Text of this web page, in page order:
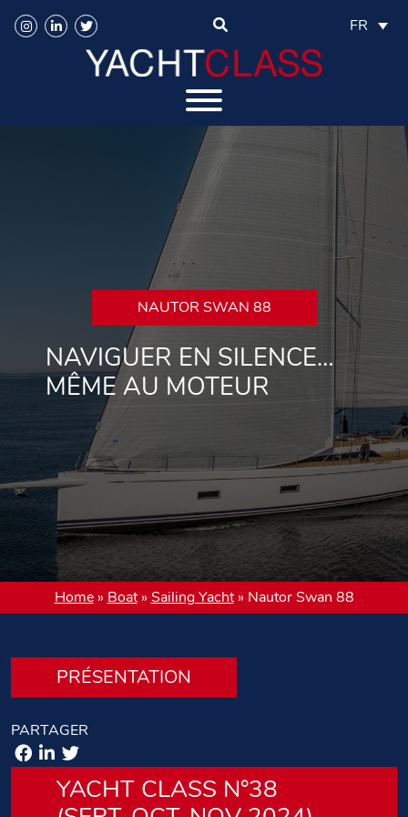
FR
NAUTOR SWAN 88
NAVIGUER EN SILENCE…
MÊME AU MOTEUR
Home» Boat» Sailing Yacht» Nautor Swan 88
PRÉSENTATION
PARTAGER
YACHT CLASS N°38